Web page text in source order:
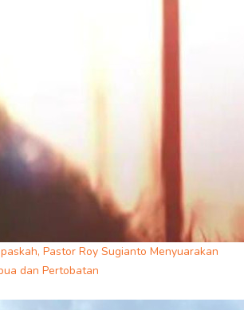
Pastor Roy Sugianto Menyuarakan
dan Pertobatan